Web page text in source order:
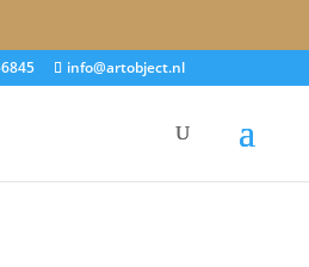
info@artobject.nl